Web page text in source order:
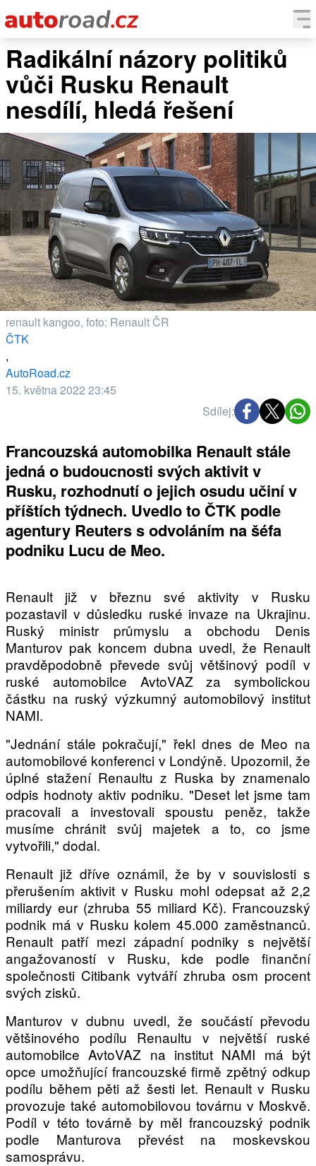
AUTA
TESTY AUT
NOVINKY
SPY
HISTORIE
ZAJÍMAVOSTI
TECHNIKA
EKONOMIKA
ČESKÝ TRH
TUNING
PROFI
ELEKTRO
OSTATNÍ
TISKOVKY
ROZHOVORY
DAKAR
Z DOMOVA
MOTORSPORT
PIT LANE
ČEŠI V AKCI
FIA CEZ & POHÁRY
MEZINÁRODNÍ SCÉNA
SLEDUJTE NÁS NA|
Máte příběh, fotku nebo video?
Pošlete e-mail na autoroad.cz
KONTAKT
VYDAVATEL
INZERCE
OSOBNÍ ÚDAJE / COOKIES
INCORP MEDIA GROUP s.r.o., IČ: 118 23 054
Radikální názory politiků
vůči Rusku Renault
nesdílí, hledá řešení
renault kangoo, foto: Renault ČR
ČTK
,
AutoRoad.cz
15. května 2022 23:45
Sdílej:
Francouzská automobilka Renault stále
jedná o budoucnosti svých aktivit v
Rusku, rozhodnutí o jejich osudu učiní v
příštích týdnech. Uvedlo to ČTK podle
agentury Reuters s odvoláním na šéfa
podniku Lucu de Meo.
Renault již v březnu své aktivity v Rusku
pozastavil v důsledku ruské invaze na Ukrajinu.
Ruský ministr průmyslu a obchodu Denis
Manturov pak koncem dubna uvedl, že Renault
pravděpodobně převede svůj většinový podíl v
ruské automobilce AvtoVAZ za symbolickou
částku na ruský výzkumný automobilový institut
NAMI.
"Jednání stále pokračují," řekl dnes de Meo na
automobilové konferenci v Londýně. Upozornil, že
úplné stažení Renaultu z Ruska by znamenalo
odpis hodnoty aktiv podniku. "Deset let jsme tam
pracovali a investovali spoustu peněz, takže
musíme chránit svůj majetek a to, co jsme
vytvořili," dodal.
Renault již dříve oznámil, že by v souvislosti s
přerušením aktivit v Rusku mohl odepsat až 2,2
miliardy eur (zhruba 55 miliard Kč). Francouzský
podnik má v Rusku kolem 45.000 zaměstnanců.
Renault patří mezi západní podniky s největší
angažovaností v Rusku, kde podle finanční
společnosti Citibank vytváří zhruba osm procent
svých zisků.
Manturov v dubnu uvedl, že součástí převodu
většinového podílu Renaultu v největší ruské
automobilce AvtoVAZ na institut NAMI má být
opce umožňující francouzské firmě zpětný odkup
podílu během pěti až šesti let. Renault v Rusku
provozuje také automobilovou továrnu v Moskvě.
Podíl v této továrně by měl francouzský podnik
podle Manturova převést na moskevskou
samosprávu.